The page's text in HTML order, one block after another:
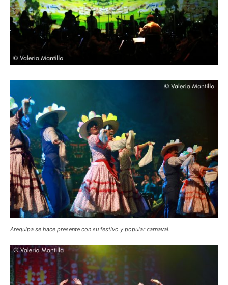
Arequipa se hace presente con su festivo y popular carnaval.